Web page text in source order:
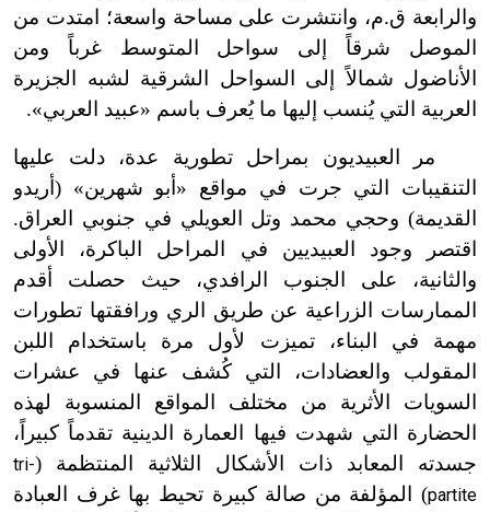
والرابعة ق.م، وانتشرت على مساحة واسعة؛ امتدت من
الموصل شرقاً إلى سواحل المتوسط غرباً ومن
الأناضول شمالاً إلى السواحل الشرقية لشبه الجزيرة
العربية التي يُنسب إليها ما يُعرف باسم «عبيد العربي».
مر العبيديون بمراحل تطورية عدة، دلت عليها
التنقيبات التي جرت في مواقع «أبو شهرين» (أريدو
القديمة) وحجي محمد وتل العويلي في جنوبي العراق.
اقتصر وجود العبيديين في المراحل الباكرة، الأولى
والثانية، على الجنوب الرافدي، حيث حصلت أقدم
الممارسات الزراعية عن طريق الري ورافقتها تطورات
مهمة في البناء، تميزت لأول مرة باستخدام اللبن
المقولب والعضادات، التي كُشف عنها في عشرات
السويات الأثرية من مختلف المواقع المنسوبة لهذه
الحضارة التي شهدت فيها العمارة الدينية تقدماً كبيراً،
جسدته المعابد ذات الأشكال الثلاثية المنتظمة (tri-
partite) المؤلفة من صالة كبيرة تحيط بها غرف العبادة